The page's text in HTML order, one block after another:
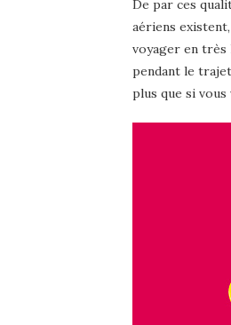
De par ces
aériens
voyager en très
pendant le
plus que si